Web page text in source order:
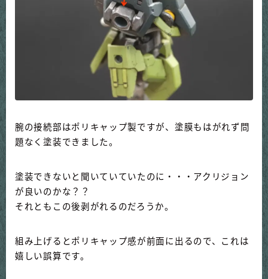
腕の接続部はポリキャップ製ですが、塗膜もはがれず問
題なく塗装できました。
塗装できないと聞いていていたのに・・・アクリジョン
が良いのかな？？
それともこの後剥がれるのだろうか。
組み上げるとポリキャップ感が前面に出るので、これは
嬉しい誤算です。